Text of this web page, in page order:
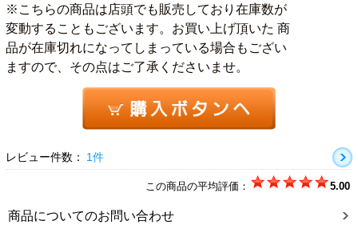
※こちらの商品は店頭でも販売しており在庫数が
変動することもございます。お買い上げ頂いた 商
品が在庫切れになってしまっている場合もござい
ますので、その点はご了承くださいませ。
レビュー件数： 1件
この商品の平均評価： 5.00
商品についてのお問い合わせ